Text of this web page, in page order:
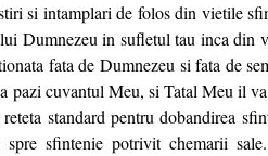
si intamplari de folos din vietile
Dumnezeu in sufletul tau inca din
fata de Dumnezeu si fata de
pazi cuvantul Meu, si Tatal Meu il
standard pentru dobandirea
spre sfintenie potrivit chemarii